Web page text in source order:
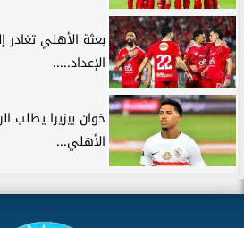
بعثة الأهلي تغادر
الإعداد.....
خوان بيزيرا يطلب
الأهلي...